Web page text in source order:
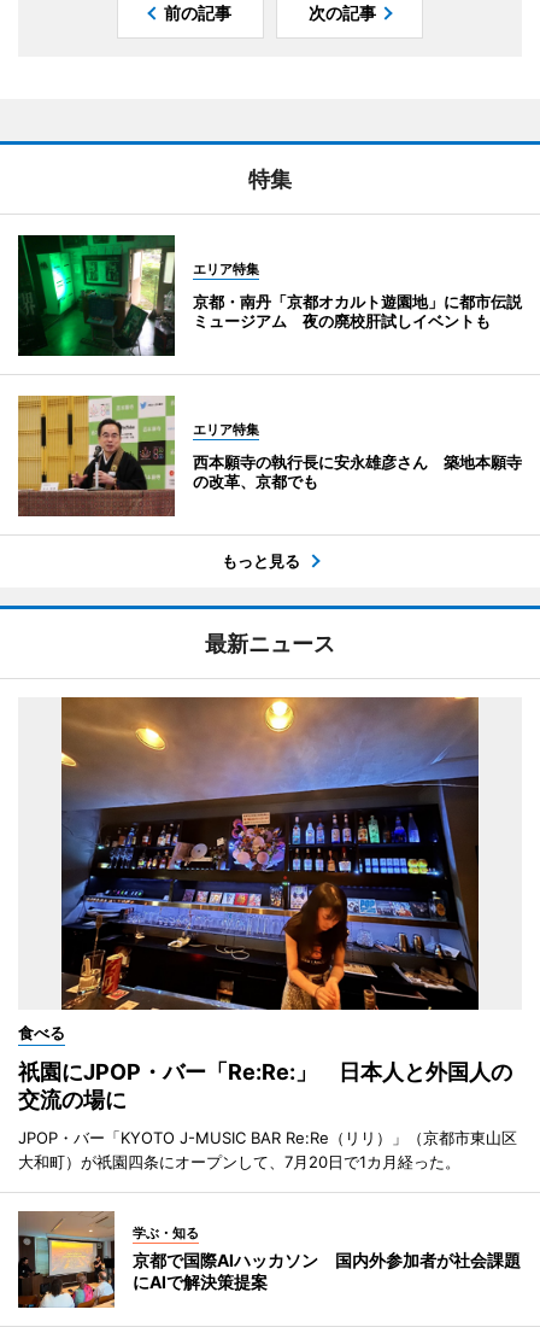
前の記事 次の記事
特集
エリア特集
京都・南丹「京都オカルト遊園地」に都市伝説
ミュージアム 夜の廃校肝試しイベントも
エリア特集
西本願寺の執行長に安永雄彦さん 築地本願寺
の改革、京都でも
もっと見る
最新ニュース
食べる
祇園にJPOP・バー「Re:Re:」 日本人と外国人の
交流の場に
JPOP・バー「KYOTO J-MUSIC BAR Re:Re（リリ）」（京都市東山区
大和町）が祇園四条にオープンして、7月20日で1カ月経った。
学ぶ・知る
京都で国際AIハッカソン 国内外参加者が社会課題
にAIで解決策提案